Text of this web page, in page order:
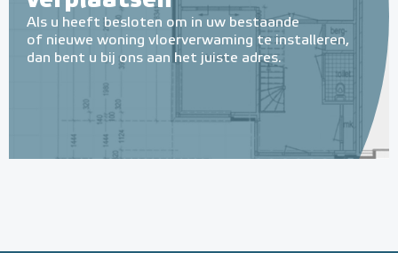
Als u heeft besloten om in uw bestaande
of nieuwe woning vloerverwaming te installeren,
dan bent u bij ons aan het juiste adres.